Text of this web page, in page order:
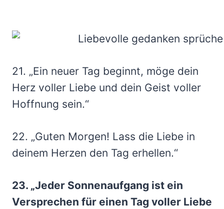
21. „Ein neuer Tag beginnt, möge dein
Herz voller Liebe und dein Geist voller
Hoffnung sein.“
22. „Guten Morgen! Lass die Liebe in
deinem Herzen den Tag erhellen.“
23. „Jeder Sonnenaufgang ist ein
Versprechen für einen Tag voller Liebe